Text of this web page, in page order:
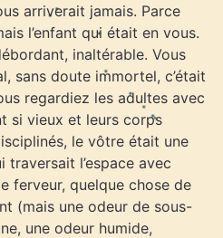
arriverait jamais. Parce
l’enfant qui était en vous.
inaltérable. Vous
sans doute immortel, c’était
regardiez les adultes avec
si vieux et leurs corps
le vôtre était une
l’espace avec
ferveur, quelque chose de
(mais une odeur de sous-
une odeur humide,